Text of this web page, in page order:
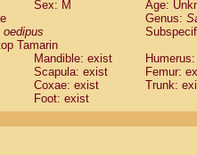
Saguinus leucopus (0)
Saguinus mystax
Saguinus nigricollis (0)
Saguinus oedipus
Saguinus weddelli
Saguinusspp.
Sex: M
Age:
Genus:
oedipus
Tamarin
Mandible: exist
Scapula: exist
Femur:
Coxae: exist
Trunk:
Foot: exist